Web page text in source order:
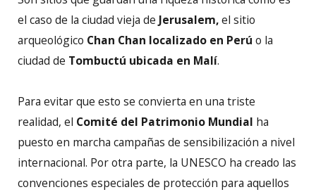
el caso de la ciudad vieja de Jerusalem,el sitio
arqueológico Chan Chan localizado en Perú o la
ciudad de Tombuctú ubicada en Malí.
Para evitar que esto se convierta en una triste
realidad, el Comité del Patrimonio Mundial ha
puesto en marcha campañas de sensibilización a nivel
internacional. Por otra parte, la UNESCO ha creado las
convenciones especiales de protección para aquellos